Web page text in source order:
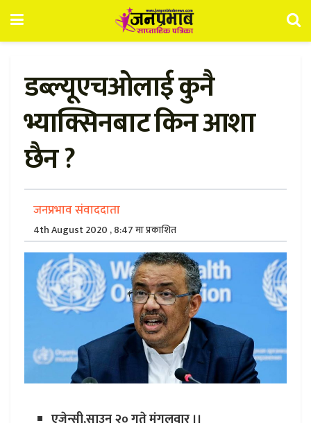
डब्ल्यूएचओलाई कुनै
भ्याक्सिनबाट किन आशा
छैन ?
जनप्रभाव संवाददाता
4th August 2020 , 8:47 मा प्रकाशित